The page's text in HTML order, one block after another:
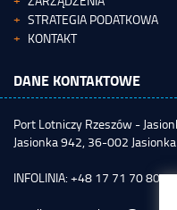
STRATEGIA PODATKOWA
KONTAKT
DANE KONTAKTOWE
Port Lotniczy Rzeszów -
Jasionka 942, 36-002 Jasionka
INFOLINIA: +48 17 71 70 800